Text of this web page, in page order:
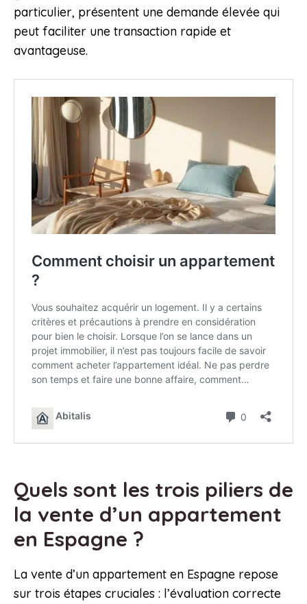
particulier, présentent une demande élevée qui
peut faciliter une transaction rapide et
avantageuse.
Quels sont les trois piliers de
la vente d’un appartement
en Espagne ?
La vente d’un appartement en Espagne repose
sur trois étapes cruciales : l’évaluation correcte